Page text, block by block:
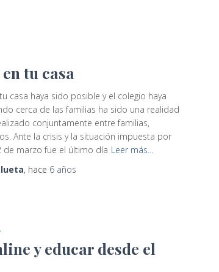
tu casa
casa haya sido posible y el colegio haya
cerca de las familias ha sido una realidad
conjuntamente entre familias,
Ante la crisis y la situación impuesta por
de marzo fue el último día Leer más…
, hace 6 años
y educar desde el